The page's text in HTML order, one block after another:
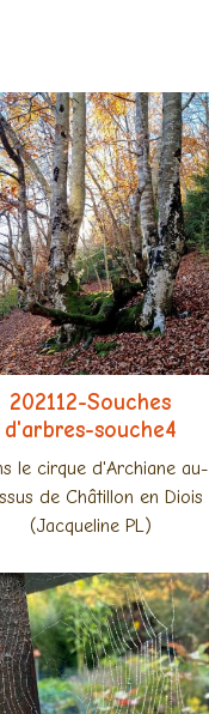
202112-Souches
d'arbres-souche4
le cirque d'Archiane au-
de Châtillon en Diois
(Jacqueline PL)